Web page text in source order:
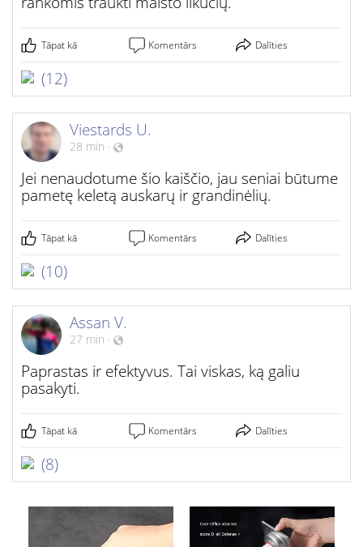
Tāpat kā Komentārs Dalīties
(12)
Viestards U.
28 min ·
Jei nenaudotume šio kaiščio, jau seniai būtume
pametę keletą auskarų ir grandinėlių.
Tāpat kā Komentārs Dalīties
(10)
Assan V.
27 min ·
Paprastas ir efektyvus. Tai viskas, ką galiu
pasakyti.
Tāpat kā Komentārs Dalīties
(8)